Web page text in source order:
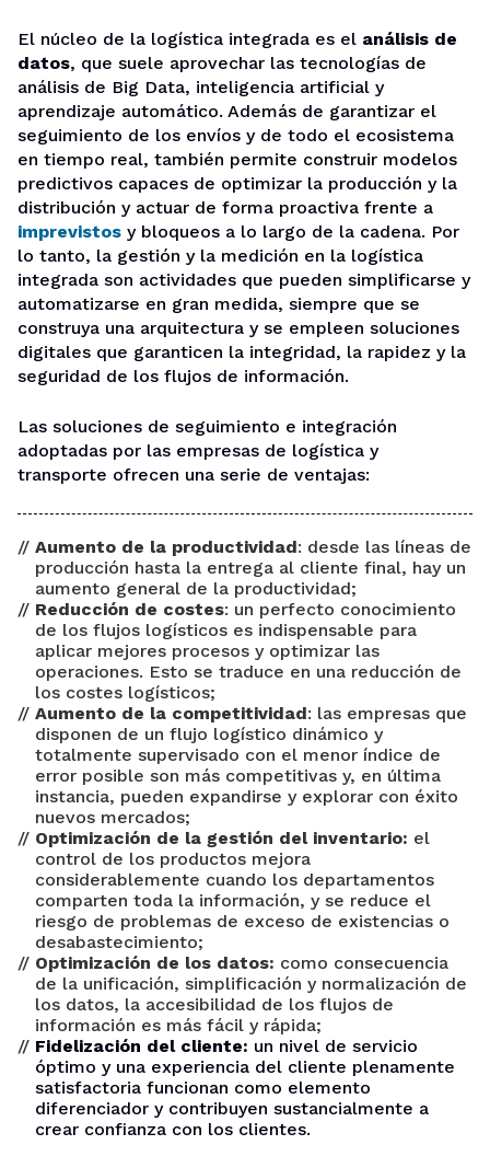
El núcleo de la logística integrada es el análisis de
datos, que suele aprovechar las tecnologías de
análisis de Big Data, inteligencia artificial y
aprendizaje automático. Además de garantizar el
seguimiento de los envíos y de todo el ecosistema
en tiempo real, también permite construir modelos
predictivos capaces de optimizar la producción y la
distribución y actuar de forma proactiva frente a
imprevistos y bloqueos a lo largo de la cadena. Por
lo tanto, la gestión y la medición en la logística
integrada son actividades que pueden simplificarse y
automatizarse en gran medida, siempre que se
construya una arquitectura y se empleen soluciones
digitales que garanticen la integridad, la rapidez y la
seguridad de los flujos de información.
Las soluciones de seguimiento e integración
adoptadas por las empresas de logística y
transporte ofrecen una serie de ventajas:
Aumento de la productividad: desde las líneas de
producción hasta la entrega al cliente final, hay un
aumento general de la productividad;
Reducción de costes: un perfecto conocimiento
de los flujos logísticos es indispensable para
aplicar mejores procesos y optimizar las
operaciones. Esto se traduce en una reducción de
los costes logísticos;
Aumento de la competitividad: las empresas que
disponen de un flujo logístico dinámico y
totalmente supervisado con el menor índice de
error posible son más competitivas y, en última
instancia, pueden expandirse y explorar con éxito
nuevos mercados;
Optimización de la gestión del inventario: el
control de los productos mejora
considerablemente cuando los departamentos
comparten toda la información, y se reduce el
riesgo de problemas de exceso de existencias o
desabastecimiento;
Optimización de los datos: como consecuencia
de la unificación, simplificación y normalización de
los datos, la accesibilidad de los flujos de
información es más fácil y rápida;
Fidelización del cliente: un nivel de servicio
óptimo y una experiencia del cliente plenamente
satisfactoria funcionan como elemento
diferenciador y contribuyen sustancialmente a
crear confianza con los clientes.